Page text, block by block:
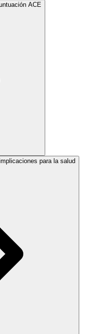
ACE
para la salud